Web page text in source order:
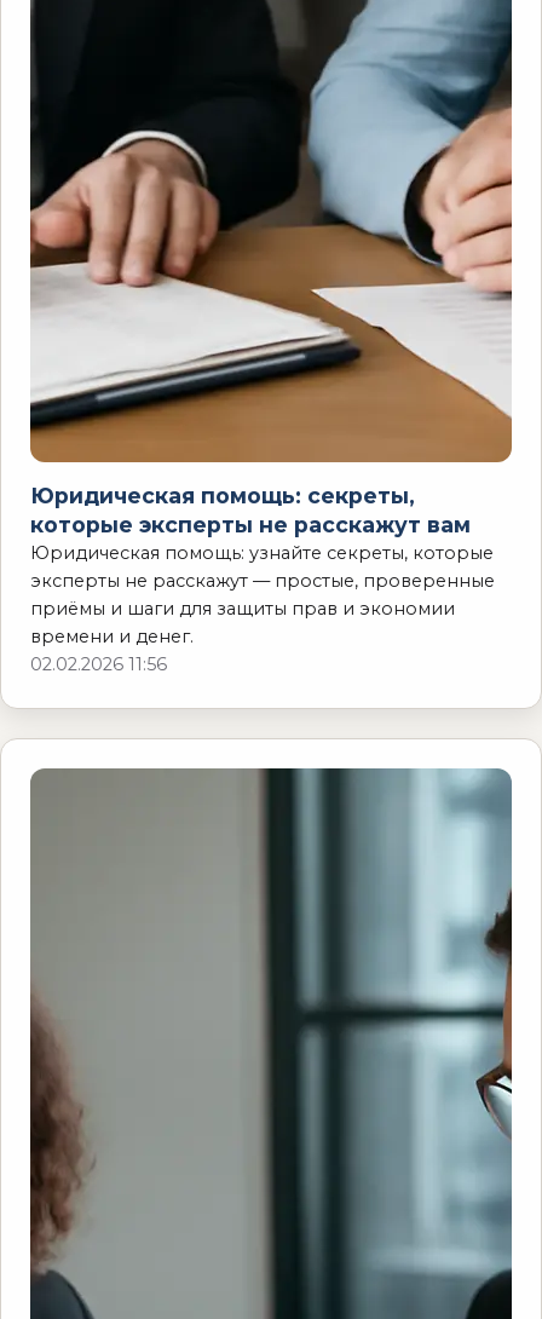
Юридическая помощь: секреты,
которые эксперты не расскажут вам
Юридическая помощь: узнайте секреты, которые
эксперты не расскажут — простые, проверенные
приёмы и шаги для защиты прав и экономии
времени и денег.
02.02.2026 11:56